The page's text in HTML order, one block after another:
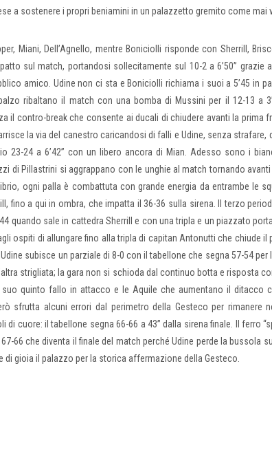
a sostenere i propri beniamini in un palazzetto gremito come mai
Miani, Dell’Agnello, mentre Boniciolli risponde con Sherrill,
sul match, portandosi sollecitamente sul 10-2 a 6’50” grazie
amico. Udine non ci sta e Boniciolli richiama i suoi a 5’45 in
ribaltano il match con una bomba di Mussini per il 12-13 a
il contro-break che consente ai ducali di chiudere avanti la prima
la via del canestro caricandosi di falli e Udine, senza strafare,
23-24 a 6’42” con un libero ancora di Mian. Adesso sono i
di Pillastrini si aggrappano con le unghie al match tornando avanti
ogni palla è combattuta con grande energia da entrambe le
fino a qui in ombra, che impatta il 36-36 sulla sirena. Il terzo
quando sale in cattedra Sherrill e con una tripla e un piazzato porta
ospiti di allungare fino alla tripla di capitan Antonutti che chiude il
subisce un parziale di 8-0 con il tabellone che segna 57-54 per
strigliata; la gara non si schioda dal continuo botta e risposta
quinto fallo in attacco e le Aquile che aumentano il ditacco
sfrutta alcuni errori dal perimetro della Gesteco per rimanere
cuore: il tabellone segna 66-66 a 43” dalla sirena finale. Il ferro
66 che diventa il finale del match perché Udine perde la bussola
gioia il palazzo per la storica affermazione della Gesteco.